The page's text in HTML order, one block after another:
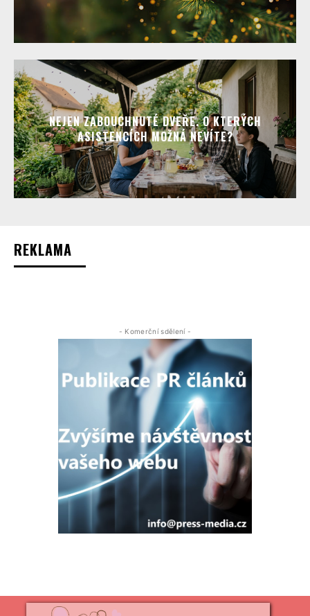
NEJEN ZABOUCHNUTÉ DVEŘE. O KTERÝCH
ASISTENCÍCH MOŽNÁ NEVÍTE?
REKLAMA
- Komerční sdělení -